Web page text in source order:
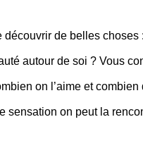
de belles
autour de soi ? Vous
on l’aime et
sensation on peut la